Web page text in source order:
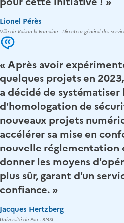
Lionel Pérès
Ville de Vaison-la-Romaine · Directeur général des
« Après avoir
quelques projets en
a décidé de systématiser
d'homologation de
nouveaux projets
accélérer sa mise en
nouvelle réglementation
donner les moyens
plus sûr, garant d'un
confiance. »
Jacques Hertzberg
Université de Pau · RMSI